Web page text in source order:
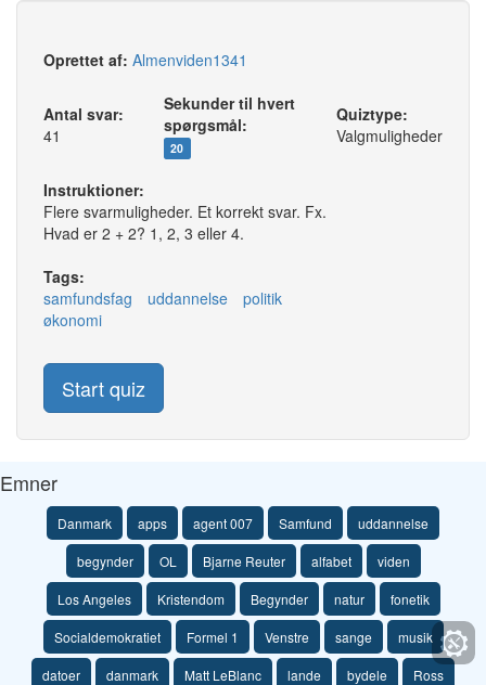
Oprettet af: Almenviden1341
Antal svar:
41
Sekunder til hvert
spørgsmål:
20
Quiztype:
Valgmuligheder
Instruktioner:
Flere svarmuligheder. Et korrekt svar. Fx.
Hvad er 2 + 2? 1, 2, 3 eller 4.
Tags:
samfundsfag
uddannelse
politik
økonomi
Start quiz
Emner
Danmark apps agent 007 Samfund uddannelse
begynder OL Bjarne Reuter alfabet viden
Los Angeles Kristendom Begynder natur fonetik
Socialdemokratiet Formel 1 Venstre sange musik
datoer danmark Matt LeBlanc lande bydele Ross